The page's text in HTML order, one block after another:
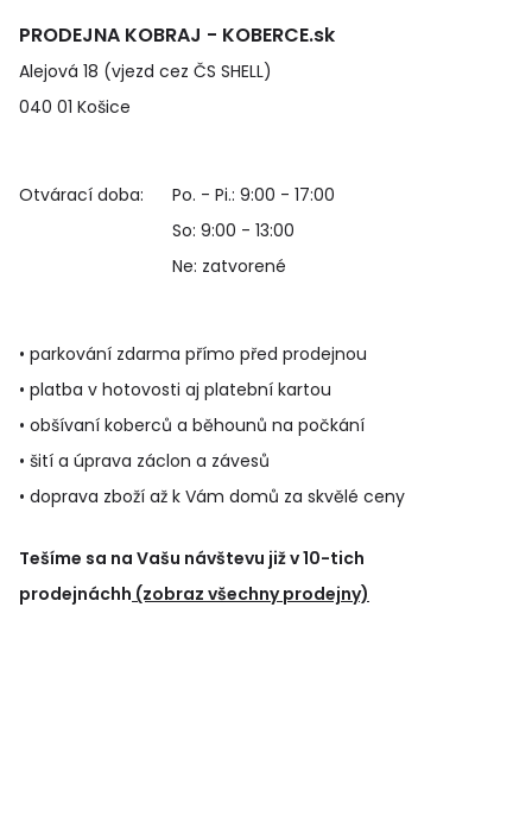
PRODEJNA KOBRAJ - KOBERCE.sk
Alejová 18 (vjezd cez ČS SHELL)
040 01 Košice
Otvárací doba:
Po. - Pi.: 9:00 - 17:00
So: 9:00 - 13:00
Ne: zatvorené
• parkování zdarma přímo před prodejnou
• platba v hotovosti aj platební kartou
• obšívaní koberců a běhounů na počkání
• šití a úprava záclon a závesů
• doprava zboží až k Vám domů za skvělé ceny
Tešíme sa na Vašu návštevu již v 10-tich
prodejnáchh (zobraz všechny prodejny)